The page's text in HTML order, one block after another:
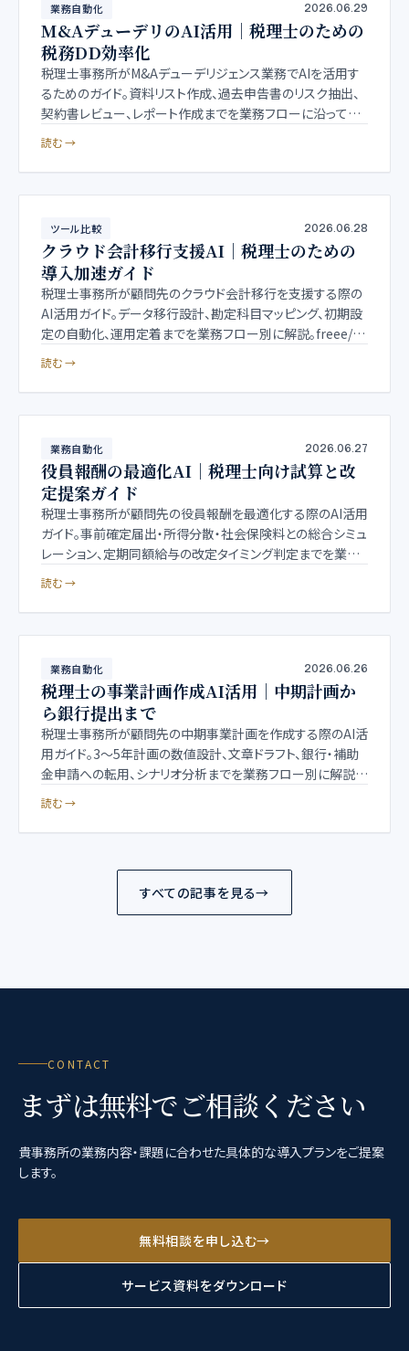
業務自動化 2026.06.29
M&AデューデリのAI活用｜税理士のための
税務DD効率化
税理士事務所がM&Aデューデリジェンス業務でAIを活用す
るためのガイド。資料リスト作成、過去申告書のリスク抽出、
契約書レビュー、レポート作成までを業務フローに沿って解
説。守秘義務と情報管理の論点もまとめました。
読む →
ツール比較 2026.06.28
クラウド会計移行支援AI｜税理士のための
導入加速ガイド
税理士事務所が顧問先のクラウド会計移行を支援する際の
AI活用ガイド。データ移行設計、勘定科目マッピング、初期設
定の自動化、運用定着までを業務フロー別に解説。freee/マ
ネーフォワード/弥生クラウドの比較観点もまとめました。
読む →
業務自動化 2026.06.27
役員報酬の最適化AI｜税理士向け試算と改
定提案ガイド
税理士事務所が顧問先の役員報酬を最適化する際のAI活用
ガイド。事前確定届出・所得分散・社会保険料との総合シミュ
レーション、定期同額給与の改定タイミング判定までを業務
フローに沿って解説します。
読む →
業務自動化 2026.06.26
税理士の事業計画作成AI活用｜中期計画か
ら銀行提出まで
税理士事務所が顧問先の中期事業計画を作成する際のAI活
用ガイド。3〜5年計画の数値設計、文章ドラフト、銀行・補助
金申請への転用、シナリオ分析までを業務フロー別に解説し
ます。守秘義務とデータ取扱の論点もまとめました。
読む →
すべての記事を見る→
CONTACT
まずは無料でご相談ください
貴事務所の業務内容・課題に合わせた具体的な導入プランをご提案
します。
無料相談を申し込む→
サービス資料をダウンロード